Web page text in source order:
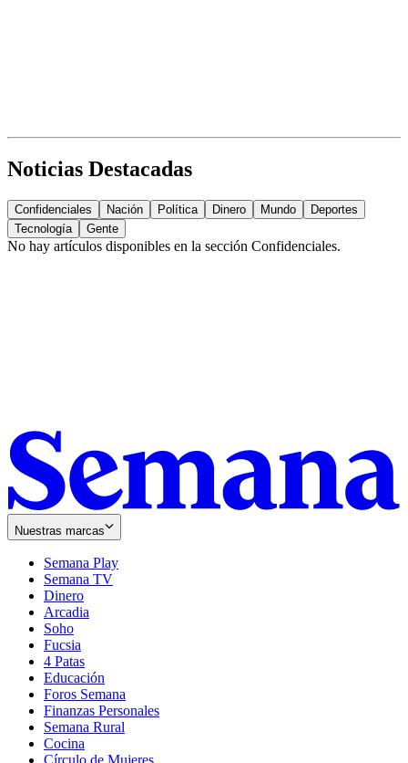
Noticias Destacadas
Confidenciales Nación Política Dinero Mundo
Deportes
Tecnología
Gente
No hay artículos disponibles en la sección Confidenciales.
Nuestras marcas
Semana Play
Semana TV
Dinero
Arcadia
Soho
in
new
window
Fucsia
in
new
window
4 Patas
Educación
Foros Semana
Finanzas Personales
Semana Rural
Cocina
Círculo de Mujeres